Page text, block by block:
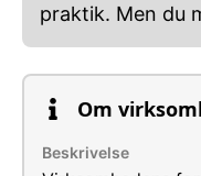
praktik. Men du
Om
Beskrivelse